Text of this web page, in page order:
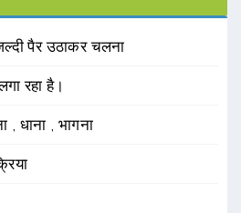
पैर उठाकर चलना
रहा है।
,धाना ,भागना